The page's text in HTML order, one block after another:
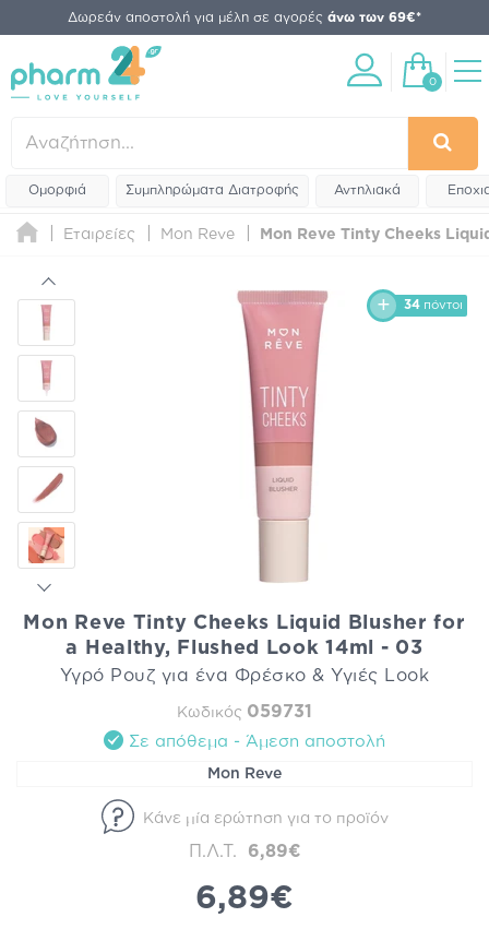
Δωρεάν αποστολή για μέλη σε αγορές άνω των 69€*
0
Ομορφιά Συμπληρώματα Διατροφής Αντηλιακά
Εταιρείες Mon Reve Mon Reve Tinty Cheeks
34 πόντοι
Mon Reve Tinty Cheeks Liquid Blusher for
a Healthy, Flushed Look 14ml - 03
Υγρό Ρουζ για ένα Φρέσκο & Υγιές Look
Κωδικός 059731
Σε απόθεμα - Άμεση αποστολή
Mon Reve
Κάνε μία ερώτηση για το προϊόν
Π.Λ.Τ. 6,89€
6,89€